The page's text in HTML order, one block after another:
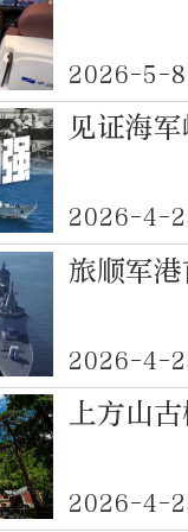
2026-5-8
见证海
2026-4-
旅顺军
2026-4-
上方山
2026-4-